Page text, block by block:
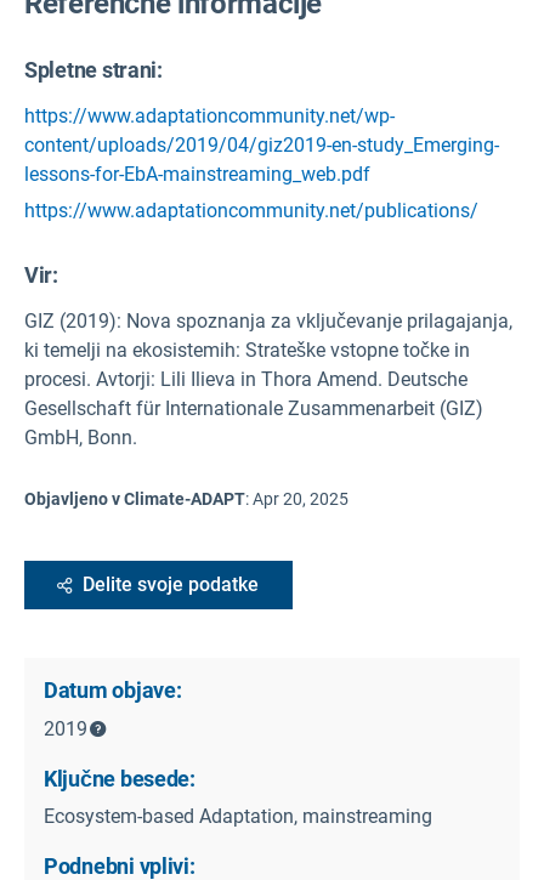
Spletne strani:
https://www.adaptationcommunity.net/wp-
content/uploads/2019/04/giz2019-en-study_Emerging-
lessons-for-EbA-mainstreaming_web.pdf
https://www.adaptationcommunity.net/publications/
Vir:
GIZ (2019): Nova spoznanja za vključevanje prilagajanja,
ki temelji na ekosistemih: Strateške vstopne točke in
procesi. Avtorji: Lili Ilieva in Thora Amend. Deutsche
Gesellschaft für Internationale Zusammenarbeit (GIZ)
GmbH, Bonn.
Objavljeno v Climate-ADAPT:Apr 20, 2025
Delite svoje podatke
Datum objave:
2019
Ključne besede:
Ecosystem-based Adaptation, mainstreaming
Podnebni vplivi: